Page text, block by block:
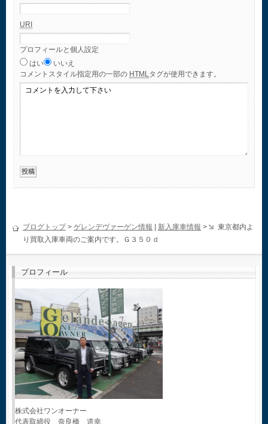
URI
プロフィールと個人設定
はい
いいえ
コメント スタイル指定用の一部の HTMLタグが使用できます。
ブログトップ> ゲレンデヴァーゲン情報 新入庫車情報 >
東京都内よ
り買取入庫車両のご案内です。Ｇ３５０ｄ
プロフィール
株式会社ワンオーナー
代表取締役 奈良橋 道幸